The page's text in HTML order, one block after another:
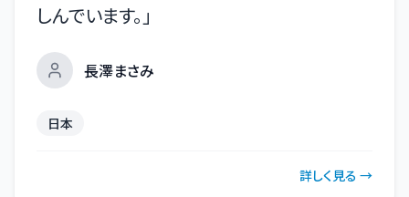
しんでいます。 」
長澤まさみ
日本
詳しく見る →